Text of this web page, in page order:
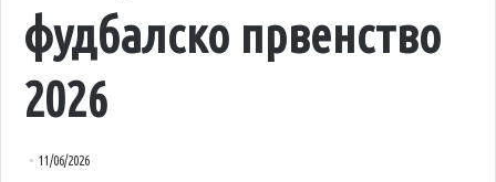
фудбалско првенство
2026
11/06/2026